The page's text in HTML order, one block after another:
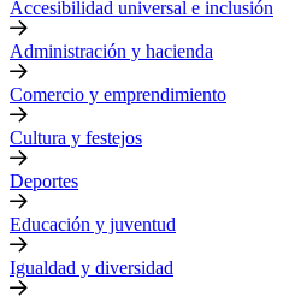
Accesibilidad universal e inclusión
Administración y hacienda
Comercio y emprendimiento
Cultura y festejos
Deportes
Educación y juventud
Igualdad y diversidad